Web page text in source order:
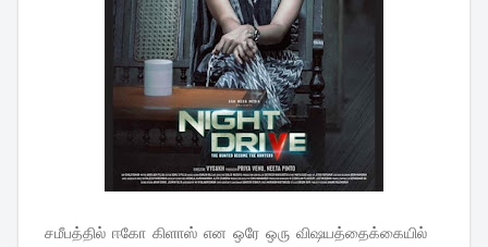
சமீபத்தில் ஈகோ கிளாஸ் என ஒரே ஒரு விஷயத்தைக்கையில்